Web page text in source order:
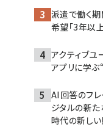
派遣で働く期
希望「3年以
アクティブ
アプリに学
AI回答のフレ
ジタルの新た
時代の新しい